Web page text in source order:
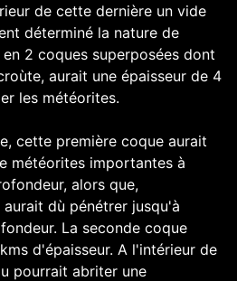
de cette dernière un vide
déterminé la nature de
2 coques superposées dont
aurait une épaisseur de 4
les météorites.
cette première coque aurait
météorites importantes à
alors que,
dù pénétrer jusqu'à
La seconde coque
d'épaisseur. A l'intérieur de
pourrait abriter une